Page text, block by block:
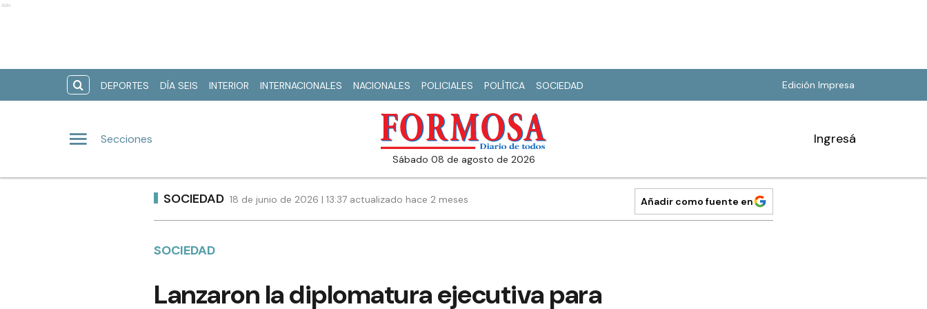
Ads
DEPORTES DÍA SEIS INTERIOR INTERNACIONALES NACIONALES POLICIALES POLÍTICA SOCIEDAD Edición Impresa
Secciones
sábado 08 de agosto de 2026
Ingresá
SOCIEDAD 18 de junio de 2026 | 13:37 actualizado hace 2 meses Añadir como fuente en
SOCIEDAD
Lanzaron la diplomatura ejecutiva para